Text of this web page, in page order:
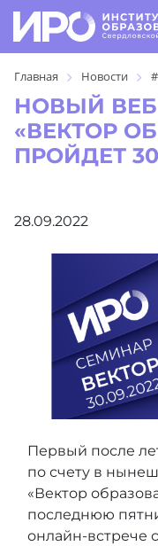
Главная Новости
НОВЫЙ
«ВЕКТОР
ПРОЙДЕТ
28.09.2022
Первый после
по счету в
«Вектор
последнюю
онлайн-встрече